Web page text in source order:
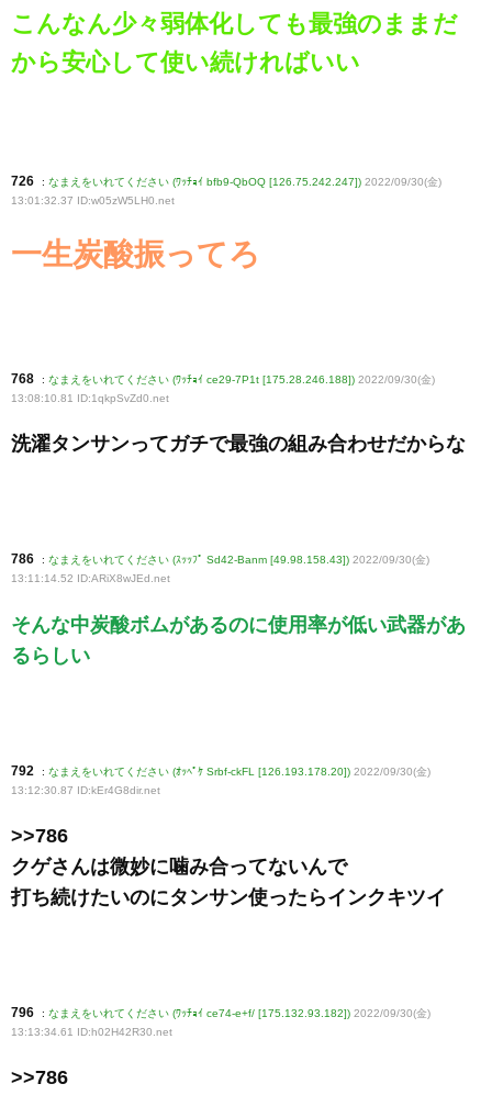
こんなん少々弱体化しても最強のままだ
から安心して使い続ければいい
726 : なまえをいれてください (ﾜｯﾁｮｲ bfb9-QbOQ [126.75.242.247]) 2022/09/30(金)
13:01:32.37 ID:w05zW5LH0 .net
一生炭酸振ってろ
768 : なまえをいれてください (ﾜｯﾁｮｲ ce29-7P1t [175.28.246.188]) 2022/09/30(金)
13:08:10.81 ID:1qkpSvZd0 .net
洗濯タンサンってガチで最強の組み合わせだからな
786 : なまえをいれてください (ｽｯｯﾌﾟ Sd42-Banm [49.98.158.43]) 2022/09/30(金)
13:11:14.52 ID:ARiX8wJEd.net
そんな中炭酸ボムがあるのに使用率が低い武器があ
るらしい
792 : なまえをいれてください (ｵｯﾍﾟｹ Srbf-ckFL [126.193.178.20]) 2022/09/30(金)
13:12:30.87 ID:kEr4G8dir.net
>>786
クゲさんは微妙に噛み合ってないんで
打ち続けたいのにタンサン使ったらインクキツイ
796 : なまえをいれてください (ﾜｯﾁｮｲ ce74-e+f/ [175.132.93.182]) 2022/09/30(金)
13:13:34.61 ID:h02H42R30 .net
>>786